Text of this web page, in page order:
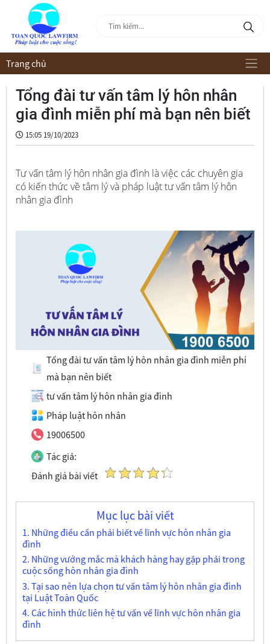
Trang chủ
Tổng đài tư vấn tâm lý hôn nhân
gia đình miễn phí mà bạn nên biết
15:05 19/10/2023
Tư vấn tâm lý hôn nhân gia đình là việc các chuyên gia
có kiến thức về tâm lý và pháp luật tư vấn tâm lý hôn
nhân gia đình
Tổng đài tư vấn tâm lý hôn nhân gia đình miễn phí
mà bạn nên biết
tư vấn tâm lý hôn nhân gia đình
Pháp luật hôn nhân
19006500
Tác giả:
Đánh giá bài viết
Mục lục bài viết
1. Những điều cần phải biết về lĩnh vực hôn nhân gia
đình
2. Những vướng mắc mà khách hàng hay gặp phải trong
cuộc sống hôn nhân gia đình
3. Tại sao nên lựa chọn tư vấn tâm lý hôn nhân gia đình
tại Luật Toàn Quốc
4. Các hình thức liên hệ tư vấn về lĩnh vực hôn nhân gia
đình